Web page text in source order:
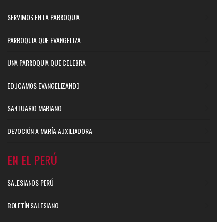
SERVIMOS EN LA PARROQUIA
PARROQUIA QUE EVANGELIZA
UNA PARROQUIA QUE CELEBRA
EDUCAMOS EVANGELIZANDO
SANTUARIO MARIANO
DEVOCIÓN A MARÍA AUXILIADORA
EN EL PERÚ
SALESIANOS PERÚ
BOLETÍN SALESIANO